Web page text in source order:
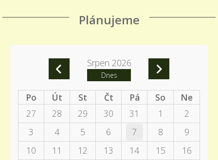
Plánujeme
Srpen 2026
Dnes
Po Út St Čt Pá So
Ne
27
28 29 30 31 1
2
3
4 5 6 7 8
9
10
11 12 13 14 15 16